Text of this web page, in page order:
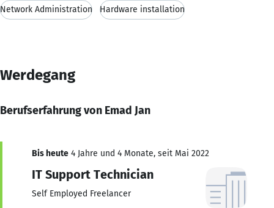
Network Administration Hardware installation
Werdegang
Berufserfahrung von Emad Jan
Bis heute 4 Jahre und 4 Monate, seit Mai 2022
IT Support Technician
Self Employed Freelancer